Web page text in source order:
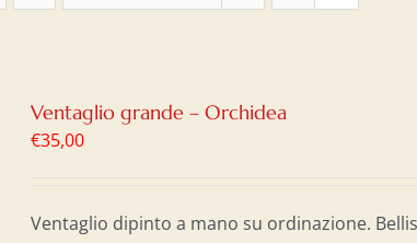
Ventaglio grande – Orchidea
€35,00
Ventaglio dipinto a mano su ordinazione.